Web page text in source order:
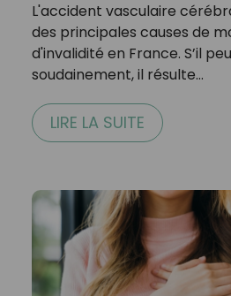
L'accident vasculaire
des principales causes de
d'invalidité en France. S’il
soudainement, il résulte…
LIRE LA SUITE